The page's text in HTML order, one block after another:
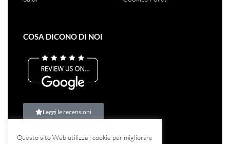
COSA DICONO DI NOI
Leggi le recensioni
Questo sito Web utilizza i cookie per migliorare